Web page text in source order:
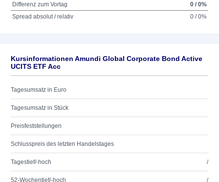
Differenz zum Vortag
0 / 0%
Spread absolut / relativ
0 / 0%
Kursinformationen Amundi Global Corporate Bond Active
UCITS ETF Acc
Tagesumsatz in Euro
Tagesumsatz in Stück
Preisfeststellungen
Schlusspreis des letzten Handelstages
Tagestief/-hoch /
52-Wochentief/-hoch /